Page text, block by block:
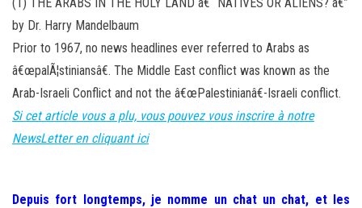
by Dr. Harry Mandelbaum
Prior to 1967, no news headlines ever referred to Arabs as
â€œpalÃ¦stiniansâ€. The Middle East conflict was known as the
Arab-Israeli Conflict and not the â€œPalestinianâ€-Israeli conflict.
Si cet article vous a plu, vous pouvez vous inscrire à notre
NewsLetter en cliquant ici
Depuis fort longtemps, je nomme un chat un chat, et les